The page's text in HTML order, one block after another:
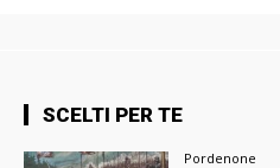
SCELTI PER TE
Pordenone